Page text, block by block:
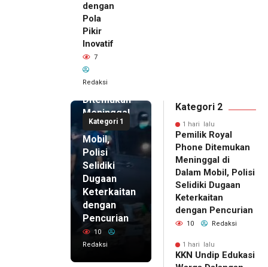
dengan
Pola
Pikir
Inovatif
7
Redaksi
Kategori 1
1 hari lalu
Pemilik
Royal
Phone
Ditemukan
Meninggal
di Dalam
Mobil,
Polisi
Selidiki
Dugaan
Keterkaitan
dengan
Pencurian
10
Redaksi
Kategori 2
1 hari lalu
Pemilik Royal
Phone Ditemukan
Meninggal di
Dalam Mobil, Polisi
Selidiki Dugaan
Keterkaitan
dengan Pencurian
10 Redaksi
1 hari lalu
KKN Undip Edukasi